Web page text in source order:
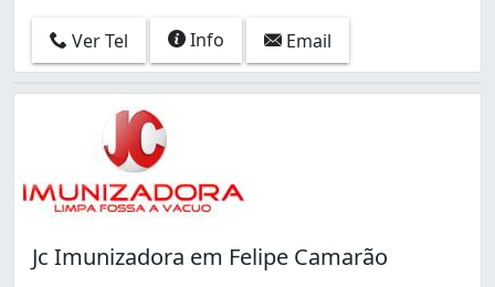
Ver Tel Info Email
Jc Imunizadora em Felipe Camarão